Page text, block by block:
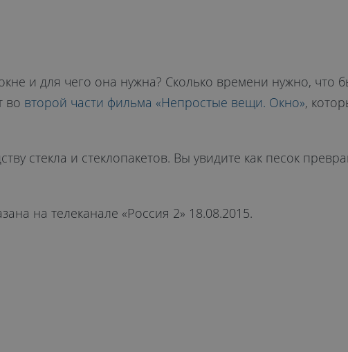
и для чего она нужна? Сколько времени нужно, что
во второй части фильма «Непростые вещи. Окно»,
стекла и стеклопакетов. Вы увидите как песок
на телеканале «Россия 2» 18.08.2015.